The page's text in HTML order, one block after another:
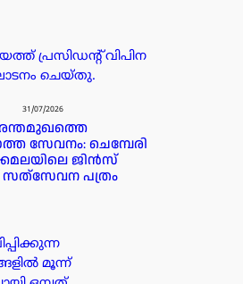
പ്രസിഡന്റ്‌ വിപിന
ചെയ്തു.
31/07/2026
സേവനം: ചെമ്പേരി
ജിൻസ്
പത്രം
മൂന്ന്